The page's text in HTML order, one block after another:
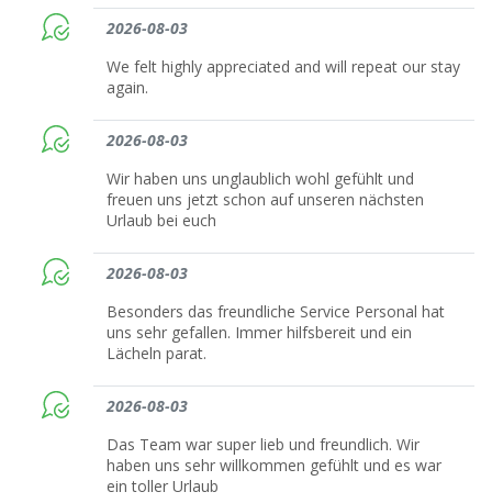
2026-08-03
We felt highly appreciated and will repeat our stay
again.
2026-08-03
Wir haben uns unglaublich wohl gefühlt und
freuen uns jetzt schon auf unseren nächsten
Urlaub bei euch
2026-08-03
Besonders das freundliche Service Personal hat
uns sehr gefallen. Immer hilfsbereit und ein
Lächeln parat.
2026-08-03
Das Team war super lieb und freundlich. Wir
haben uns sehr willkommen gefühlt und es war
ein toller Urlaub